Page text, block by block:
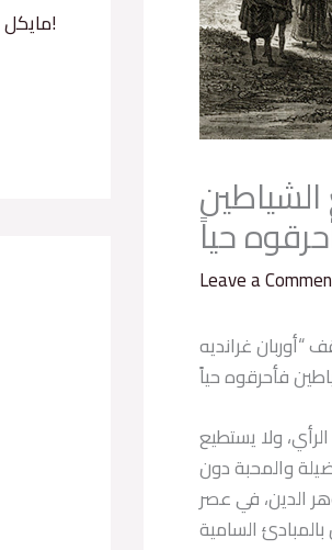
مايكل جاكسون الصيني في أبو ظبي!
حياً
Leave a
فأحرقوه حياً
الفكر واستقلال الرأي، ولا يستطيع
والمحبة دون
الدين، في عصر